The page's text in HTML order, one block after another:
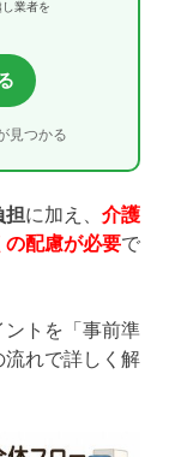
業者を
見つかる
担に加え、 介護
の配慮が必要で
ントを「事前準
れで詳しく解